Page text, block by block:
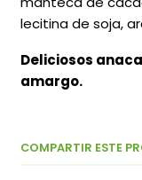
lecitina de soja,
Deliciosos
amargo.
COMPARTIR ESTE